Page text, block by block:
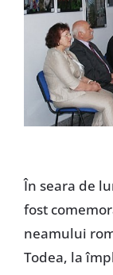
În seara de
fost
neamului
Todea, la